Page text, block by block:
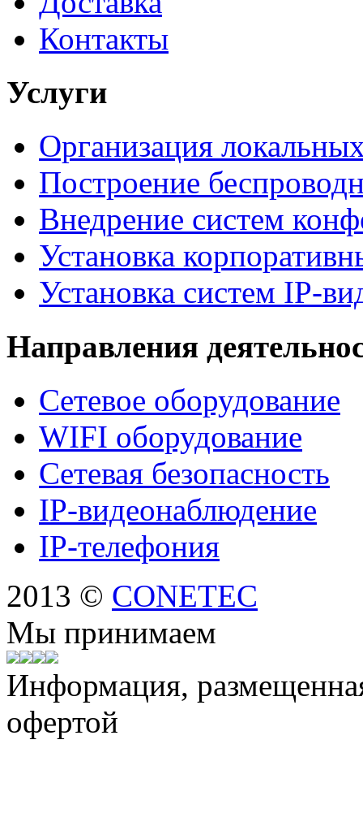
Контакты
Услуги
Организация
Построение
Внедрение систем
Установка
Установка систем IP-
Направления
Сетевое оборудование
WIFI оборудование
Сетевая безопасность
IP-видеонаблюдение
IP-телефония
2013 © CONETEC
Мы принимаем
Информация,
офертой